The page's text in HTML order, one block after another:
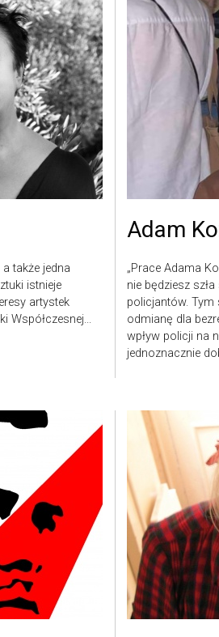
także jedna
istnieje
artystek
Współczesnej...
Adam
„Prace Adama
nie będziesz
policjantów.
odmianę dla
wpływ policji na
jednoznacznie